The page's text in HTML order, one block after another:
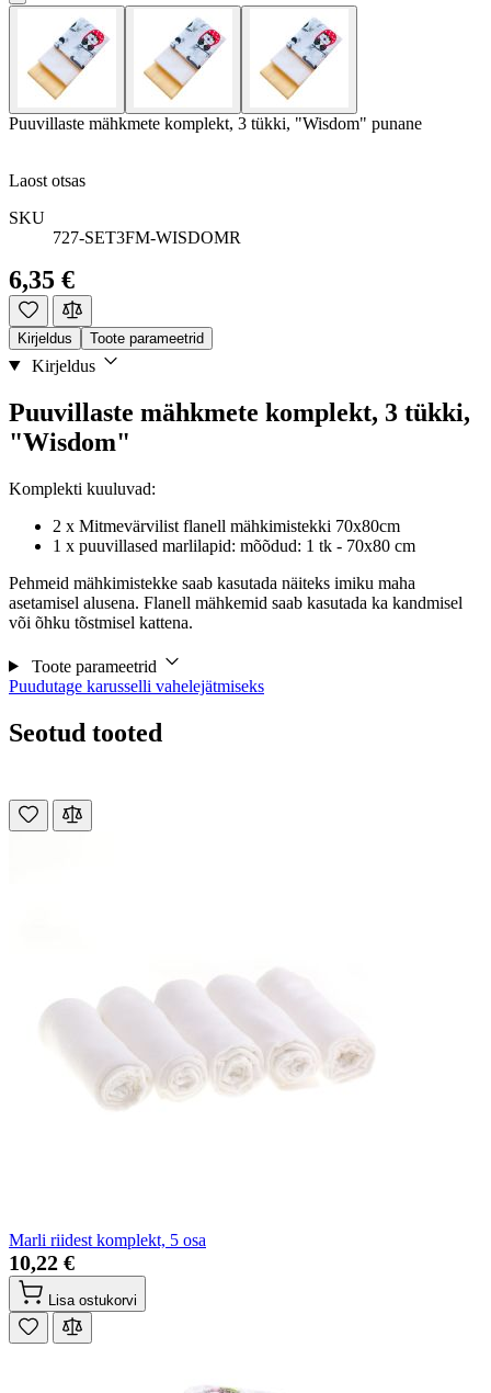
Puuvillaste mähkmete komplekt, 3 tükki, "Wisdom" punane
Laost otsas
SKU
727-SET3FM-WISDOMR
6,35 €
Kirjeldus Toote parameetrid
Kirjeldus
Puuvillaste mähkmete komplekt, 3 tükki,
"Wisdom"
Komplekti kuuluvad:
2 x Mitmevärvilist flanell mähkimistekki 70x80cm
1 x puuvillased marlilapid: mõõdud: 1 tk - 70x80 cm
Pehmeid mähkimistekke saab kasutada näiteks imiku maha
asetamisel alusena. Flanell mähkemid saab kasutada ka kandmisel
või õhku tõstmisel kattena.
Toote parameetrid
Puudutage karusselli vahelejätmiseks
Seotud tooted
Marli riidest komplekt, 5 osa
10,22 €
Lisa ostukorvi